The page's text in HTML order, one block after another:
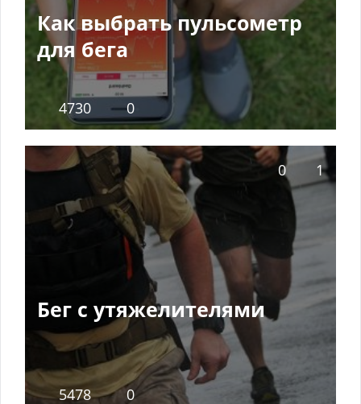
Как выбрать пульсометр
для бега
4730 0
0 1
Бег с утяжелителями
5478 0